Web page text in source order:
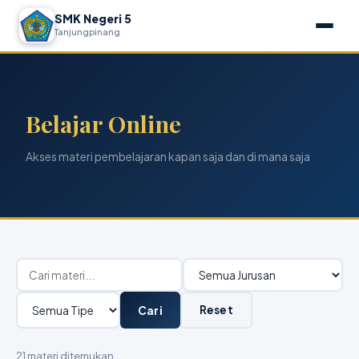
SMK Negeri 5
Tanjungpinang
Belajar Online
Akses materi pembelajaran kapan saja dan di mana saja
Cari Reset
21 materi ditemukan